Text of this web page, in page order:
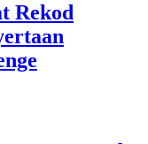
Rekod